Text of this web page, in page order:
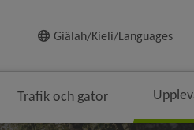
Giälah/Kieli/Languages
Trafik och gator